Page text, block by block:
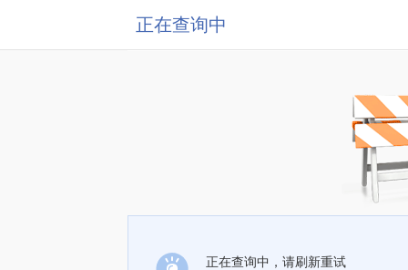
正在查询中
正在查询中，请刷新重试